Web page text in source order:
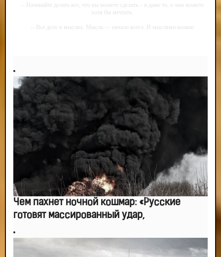
-- Начинайте делать все, что вы можете сделать – и даже то, о чем можете
хотя бы мечтать.
-- Все дело в мыслях. Мысль — начало всего. И мыслями можно
-- Самое большое богатство — это ум. Самая большая нищета — глупость.
Из всех страхов самый пугающий — самолюбование.
-- Лучшее, что можно сделать с хорошим советом, это пропустить его
мимо ушей. Он никогда не бывает полезен никому, кроме того, кто его дал.
-- Люблю давать советы и очень не люблю, когда их дают мне.
Чем пахнет ночной кошмар: «Русские
готовят массированный удар,